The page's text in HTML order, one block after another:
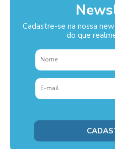
Cadastre-se na nossa
do que